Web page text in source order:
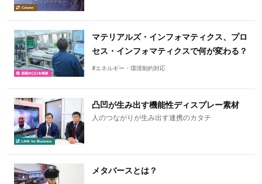
マテリアルズ・インフォマティクス、プロ
セス・インフォマティクスで何が変わる？
#エネルギー・環境制約対応
凸凹が生み出す機能性ディスプレー素材
人のつながりが生み出す連携のカタチ
メタバースとは？